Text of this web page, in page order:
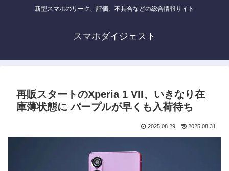
新型スマホのリーク、評価、不具合などの総合情報サイト
スマホダイジェスト
再販スタートのXperia 1 VII、いきなり在
庫薄状態に パープルが早くも入荷待ち
2025.08.29 2025.08.31